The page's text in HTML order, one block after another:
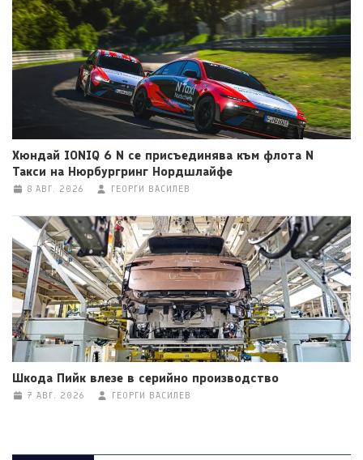
Хюндай IONIQ 6 N се присъединява към флота N
Такси на Нюрбургринг Нордшлайфе
8 АВГ. 2026 ГЕОРГИ ВАСИЛЕВ
Шкода Пийк влезе в серийно производство
7 АВГ. 2026 ГЕОРГИ ВАСИЛЕВ